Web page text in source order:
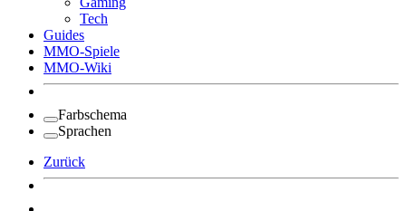
Tech
Guides
MMO-Spiele
MMO-Wiki
Farbschema
Sprachen
Zurück